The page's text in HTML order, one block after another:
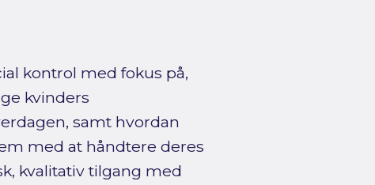
kontrol med fokus på,
kvinders
samt hvordan
med at håndtere deres
kvalitativ tilgang med